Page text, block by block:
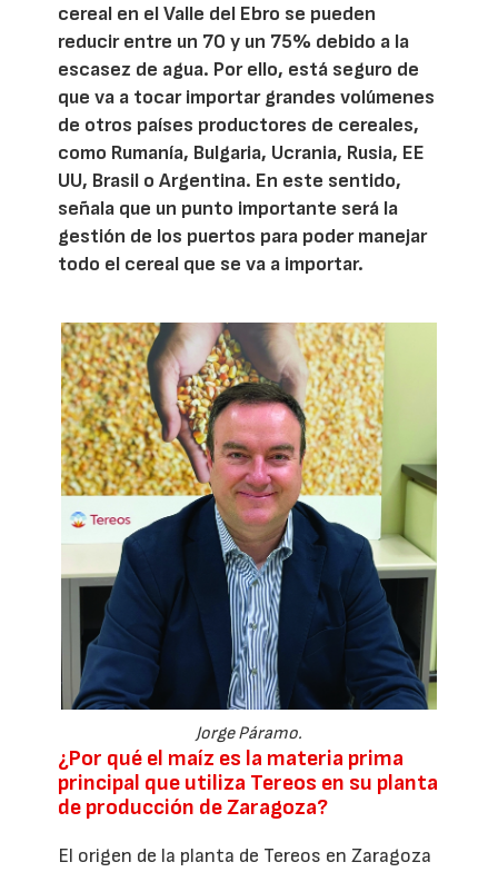
cereal en el Valle del Ebro se pueden
reducir entre un 70 y un 75% debido a la
escasez de agua. Por ello, está seguro de
que va a tocar importar grandes volúmenes
de otros países productores de cereales,
como Rumanía, Bulgaria, Ucrania, Rusia, EE
UU, Brasil o Argentina. En este sentido,
señala que un punto importante será la
gestión de los puertos para poder manejar
todo el cereal que se va a importar.
Jorge Páramo.
¿Por qué el maíz es la materia prima
principal que utiliza Tereos en su planta
de producción de Zaragoza?
El origen de la planta de Tereos en Zaragoza